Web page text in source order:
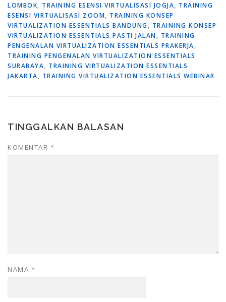
LOMBOK, TRAINING ESENSI VIRTUALISASI JOGJA, TRAINING
ESENSI VIRTUALISASI ZOOM, TRAINING KONSEP
VIRTUALIZATION ESSENTIALS BANDUNG, TRAINING KONSEP
VIRTUALIZATION ESSENTIALS PASTI JALAN, TRAINING
PENGENALAN VIRTUALIZATION ESSENTIALS PRAKERJA,
TRAINING PENGENALAN VIRTUALIZATION ESSENTIALS
SURABAYA, TRAINING VIRTUALIZATION ESSENTIALS
JAKARTA, TRAINING VIRTUALIZATION ESSENTIALS WEBINAR
TINGGALKAN BALASAN
KOMENTAR *
NAMA *